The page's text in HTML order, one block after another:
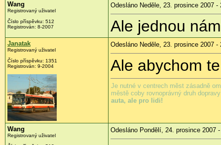
Wang
Registrovaný uživatel
Číslo příspěvku: 512
Registrován: 8-2007
Odesláno Neděle, 23. prosince 2007 -
Ale jednou
Janatak
Registrovaný uživatel
Číslo příspěvku: 1351
Registrován: 9-2004
Odesláno Neděle, 23. prosince 2007 -
Ale abychom
Je nutné v centrech měst zásadně
městě coby rovnoprávný druh
auta, ale pro lidi!
Wang
Registrovaný uživatel
Odesláno Pondělí, 24. prosince 2007 -